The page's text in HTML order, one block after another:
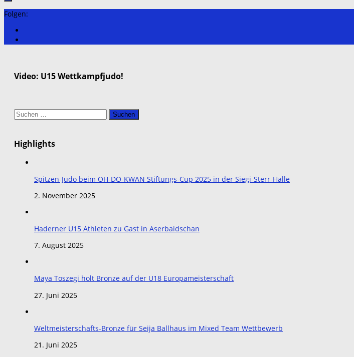
Folgen:
Video: U15 Wettkampfjudo!
Suchen
nach:
Highlights
Spitzen-Judo beim OH-DO-KWAN Stiftungs-Cup 2025 in der Siegi-Sterr-Halle
2. November 2025
Haderner U15 Athleten zu Gast in Aserbaidschan
7. August 2025
Maya Toszegi holt Bronze auf der U18 Europameisterschaft
27. Juni 2025
Weltmeisterschafts-Bronze für Seija Ballhaus im Mixed Team Wettbewerb
21. Juni 2025